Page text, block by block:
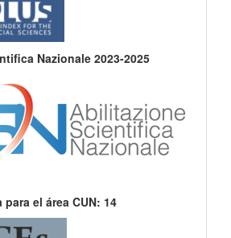
Nazionale 2023-2025
el área CUN: 14